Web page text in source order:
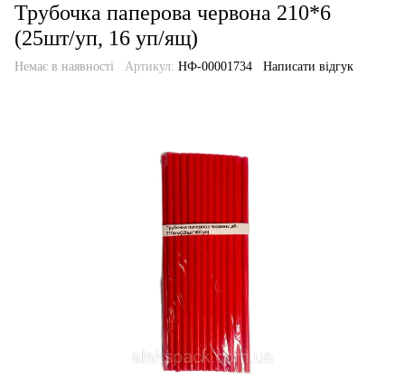
Трубочка паперова червона 210*6
(25шт/уп, 16 уп/ящ)
Немає в наявності Артикул: НФ-00001734 Написати відгук